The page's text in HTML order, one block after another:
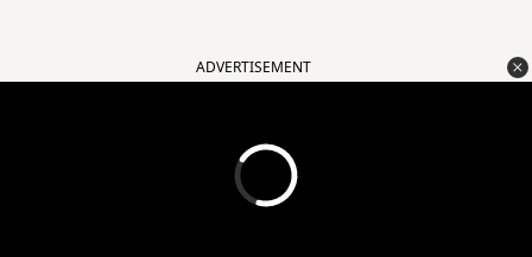
ADVERTISEMENT